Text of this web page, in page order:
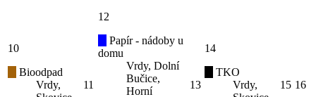
10
Bioodpad
Vrdy,
11
12
Papír - nádoby u
domu
Vrdy, Dolní
Bučice,
Horní
13
14
TKO
Vrdy,
15 16